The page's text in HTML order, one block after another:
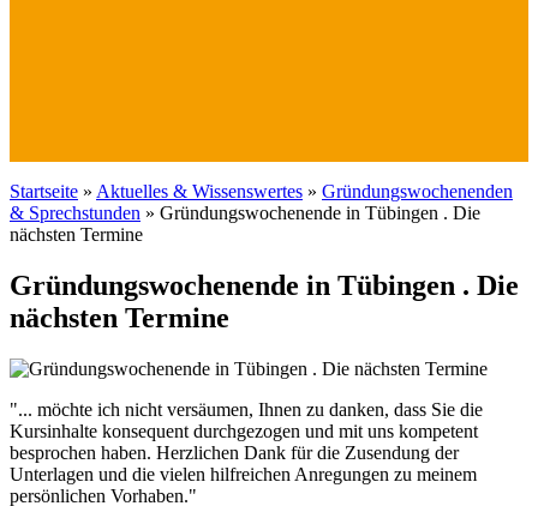
Startseite » Aktuelles & Wissenswertes » Gründungswochenenden
& Sprechstunden » Gründungswochenende in Tübingen . Die
nächsten Termine
Gründungswochenende in Tübingen . Die
nächsten Termine
"... möchte ich nicht versäumen, Ihnen zu danken, dass Sie die
Kursinhalte konsequent durchgezogen und mit uns kompetent
besprochen haben. Herzlichen Dank für die Zusendung der
Unterlagen und die vielen hilfreichen Anregungen zu meinem
persönlichen Vorhaben."